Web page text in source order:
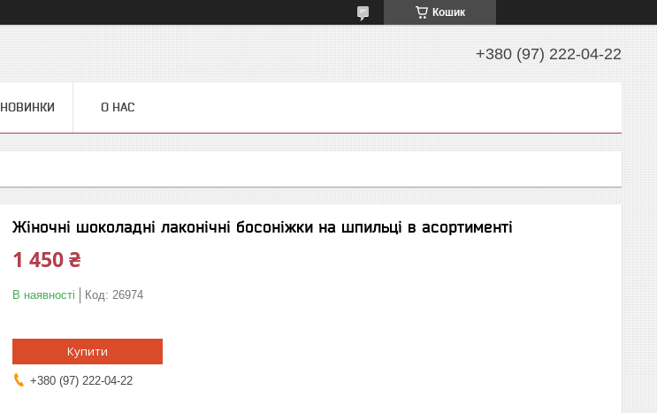
Кошик
+380 (97) 222-04-22
НОВИНКИ О НАС
Жіночні шоколадні лаконічні босоніжки на шпильці в асортименті
1 450 ₴
В наявності Код: 26974
Купити
+380 (97) 222-04-22